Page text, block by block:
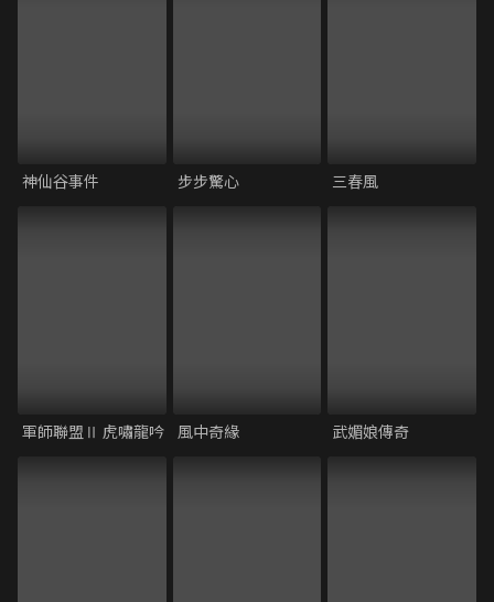
神仙谷事件 步步驚心 三春風
軍師聯盟Ⅱ 虎嘯龍吟 風中奇緣 武媚娘傳奇